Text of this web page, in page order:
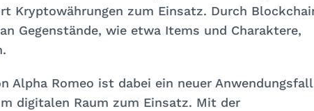
Kryptowährungen zum Einsatz. Durch
Gegenstände, wie etwa Items und Charaktere,
Alpha Romeo ist dabei ein neuer
digitalen Raum zum Einsatz. Mit der